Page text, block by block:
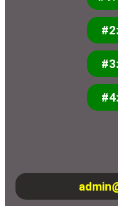
#2:
#3:
#4: